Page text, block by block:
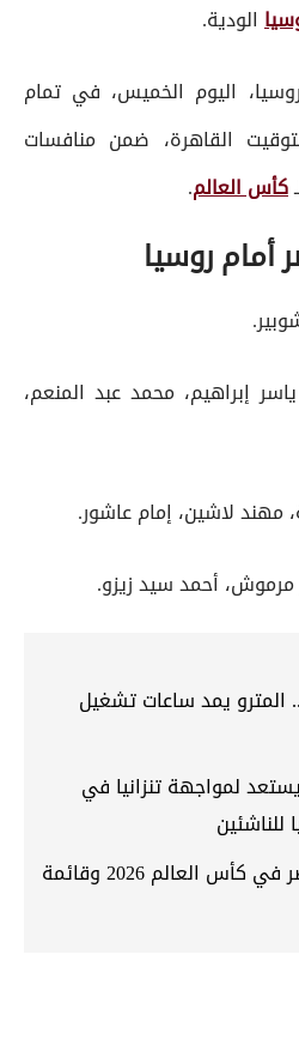
الودية.
اليوم الخميس، في تمام
القاهرة، ضمن منافسات
كأس العالم.
روسيا
إبراهيم، محمد عبد المنعم،
لاشين، إمام عاشور.
مرموش، أحمد سيد زيزو.
المترو يمد ساعات تشغيل
تحت 17 عامًا يستعد لمواجهة تنزانيا في
مواعيد مباريات منتخب مصر في كأس العالم 2026 وقائمة